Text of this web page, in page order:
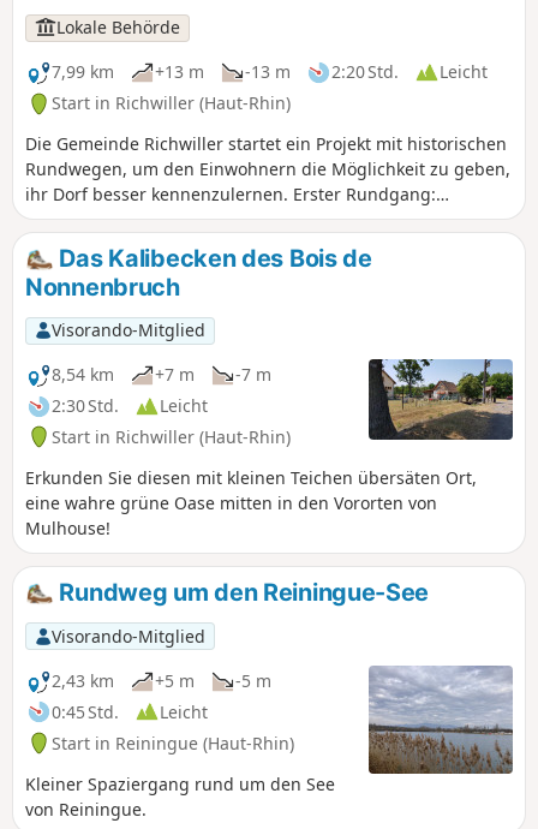
Lokale Behörde
7,99 km
+13 m -13 m 2:20 Std.
Leicht
Start in Richwiller (Haut-Rhin)
Die Gemeinde Richwiller startet ein Projekt mit historischen
Rundwegen, um den Einwohnern die Möglichkeit zu geben,
ihr Dorf besser kennenzulernen. Erster Rundgang:
„Richwiller, seine industrielle Vergangenheit” mit 18
Stationen.
Das Kalibecken des Bois de
Nonnenbruch
Visorando-Mitglied
8,54 km
+7 m
-7 m
2:30 Std.
Leicht
Start in Richwiller (Haut-Rhin)
Erkunden Sie diesen mit kleinen Teichen übersäten Ort,
eine wahre grüne Oase mitten in den Vororten von
Mulhouse!
Rundweg um den Reiningue-See
Visorando-Mitglied
2,43 km
+5 m
-5 m
0:45 Std.
Leicht
Start in Reiningue (Haut-Rhin)
Kleiner Spaziergang rund um den See
von Reiningue.